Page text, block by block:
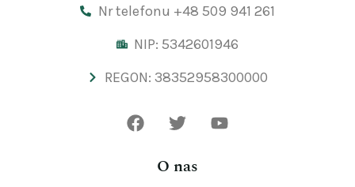
Nr telefonu +48 509 941 261
NIP: 5342601946
REGON: 38352958300000
O nas